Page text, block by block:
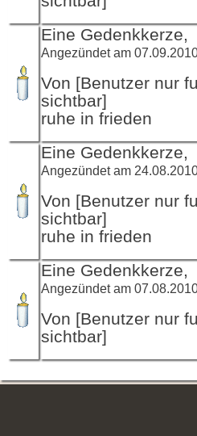
Eine Gedenkkerze,
Angezündet am
Von [Benutzer nur
sichtbar]
ruhe in frieden
Eine Gedenkkerze,
Angezündet am
Von [Benutzer nur
sichtbar]
ruhe in frieden
Eine Gedenkkerze,
Angezündet am
Von [Benutzer nur
sichtbar]